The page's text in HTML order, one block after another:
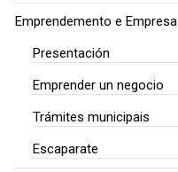
Emprendemento e Empresa
Presentación
Emprender un negocio
Trámites municipais
Escaparate